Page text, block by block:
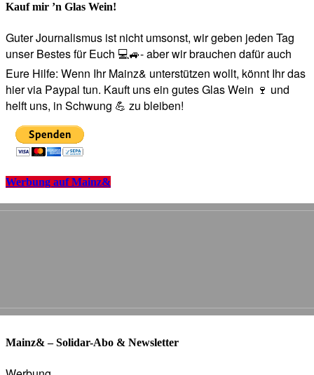
Kauf mir ’n Glas Wein!
Guter Journalismus ist nicht umsonst, wir geben jeden Tag
unser Bestes für Euch 💻🚙- aber wir brauchen dafür auch
Eure Hilfe: Wenn Ihr Mainz& unterstützen wollt, könnt Ihr das
hier via Paypal tun. Kauft uns ein gutes Glas Wein 🍷 und
helft uns, in Schwung 💪 zu bleiben!
Werbung auf Mainz&
Mainz& – Solidar-Abo & Newsletter